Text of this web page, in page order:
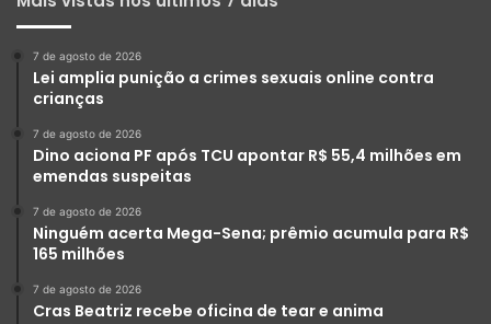
7 de agosto de 2026
Lei amplia punição a crimes sexuais online contra
crianças
7 de agosto de 2026
Dino aciona PF após TCU apontar R$ 55,4 milhões em
emendas suspeitas
7 de agosto de 2026
Ninguém acerta Mega-Sena; prêmio acumula para R$
165 milhões
7 de agosto de 2026
Cras Beatriz recebe oficina de tear e anima